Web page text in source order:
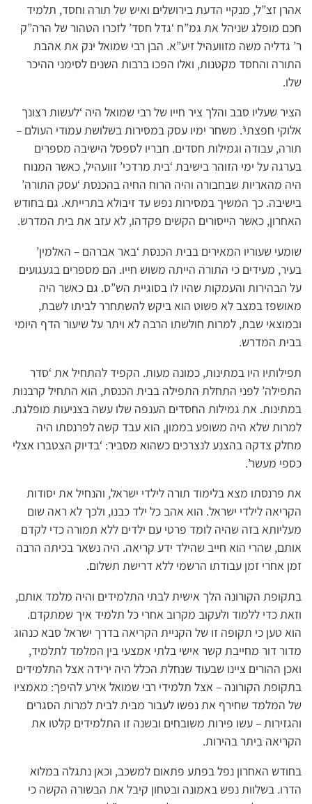
אהרן זצ”ל, מנקיי הדעת בירושלים ואיש של תורה וחסד, תלמיד
חכם מופלג שניהל את גמ”ח ‘גדל חסד’ לזכרו הטהור של הרה”ק
ר’ גדליה משה מזוועהיל זיע”א. הבן רבי שמואל ינק את אהבת
התורה והחסד מקטנות, ואלו הפכו ברבות השנים לסימני ההיכר
שלו.
הציר שעליו סבב והלך ציר חייו של רבי שמואל היה ‘לעשות רצונך
אלוקי חפצתי’. משחר ימיו עסק במסירות בשלושת עמודי העולם –
תורה, עבודה וגמילות חסדים. חבריו לספסל הישיבה מספרים
בערגה על ימי הזוהר בישיבת ‘בית מרדכי’ זוועהיל, כאשר המנוח
היה מהאריות שבחבורה והיה הרוח החיה בהכנסת ‘עסק התורה’
בישיבה. כך המשיך במסירות נפש עד זיבולא בתרייתא. גם בחודש
האחרון, כאשר הייסורים הקשים פקדהו, לא עזב את בית המדרש.
שומעי שעוריו המאירים בבית הכנסת ‘באר אברהם – האלמין’
בעיר, מעידים כי התורה הייתה משוש חייו. הם מספרים בגעגועים
על הבהירות והעמקות שהיו לו בסוגיית הש”ס. גם כאשר היה
מאושפז במצב לא פשוט הוא ביקש להשתחרר לביתו לשבת,
ובמוצאי שבת, למרות חולשתו הרבה לא ויתר על שיעור הדף היומי
בבית המדרש.
תפילותיו היו במתינות, כמונה מעות. הקפיד להתחיל את ‘סדר
התפילה’ לפני התחלת התפילה בבית הכנסת, הוא התחיל קרבנות
במתינות. את גמילות החסדים הענפה שלו עשה בצניעות מופלגת.
למרות שלא היה משופע בממון, הוא עבד קשה לפרנסתו היה
מחלק צדקה בהצנע לנצרכים כשהוא מסביר: ‘בדיוק הצטברו אצלי
כספי מעשר’.
את פרנסתו מצא בלימוד תורה לילדי ישראל, והנחיל את יסודות
הקריאה לילדי ישראל. הוא אהב כל ילד כבנו, ולכך לא ראה שום
מעליותא בזה שהיה לומד פרטי עם ילדים ללא תמורה כדי לקדם
אותם, שהרי הוא חייב שהילד ידע קריאה. היה נשאר בכיתה הרבה
זמן אחרי זמן עבודתו הרשמי ללא דרישת תשלום.
בתקופת הקורונה הלך אישית לבתי התלמידים והיה מלמד אותם,
וזאת כדי ללמוד ולעקוב מקרוב אחרי כל תלמיד איך שמתקדם.
הוא טען כי תקופה זו של הקניית הקריאה בדרך ישראל סבא כנהוג
מדור דור מחייבת קשר אישי בלתי אמצעי בין המלמד לתלמיד,
ואכן ההורים ציינו שבעוד שנחלת הכלל היה ירידה אצל התלמידים
בתקופת הקורונה – אצל תלמידי רבי שמואל אירע להיפך: מאמציו
של המלמד שחירף את נפשו לעבור מבית לבית למרות הסגרים
והגזירות – עשו פירות משובחים ובשנה זו התלמידים קלטו את
הקריאה ביתר בהירות.
בחודש האחרון נפל בפתע פתאום למשכב, וכאן נתגלה במלוא
הדרו. בשלוות נפש באמונה ובטחון קיבל את הבשורה הקשה כי